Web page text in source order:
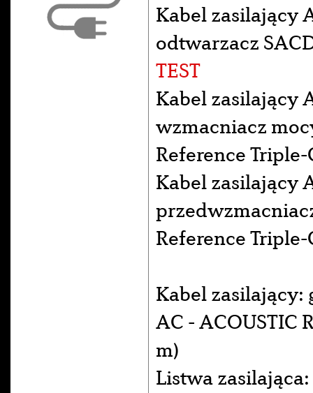
Kabel zasilający
odtwarzacz
TEST
Kabel zasilający
wzmacniacz
Reference
Kabel zasilający
Reference
Kabel
AC - ACOUSTIC
m)
Listwa